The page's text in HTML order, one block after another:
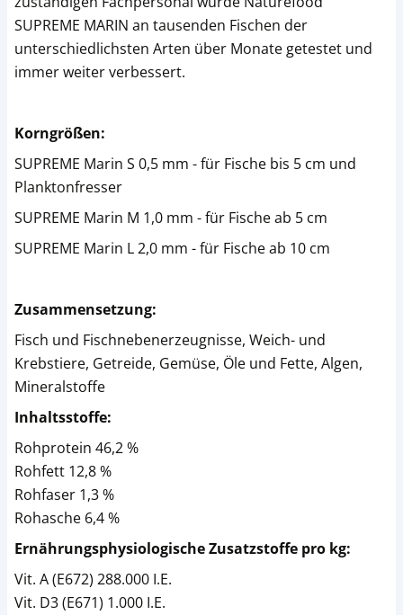
SUPREME MARIN an tausenden Fischen der
unterschiedlichsten Arten über Monate getestet und
immer weiter verbessert.
Korngrößen:
SUPREME Marin S 0,5 mm - für Fische bis 5 cm und
Planktonfresser
SUPREME Marin M 1,0 mm - für Fische ab 5 cm
SUPREME Marin L 2,0 mm - für Fische ab 10 cm
Zusammensetzung:
Fisch und Fischnebenerzeugnisse, Weich- und
Krebstiere, Getreide, Gemüse, Öle und Fette, Algen,
Mineralstoffe
Inhaltsstoffe:
Rohprotein 46,2 %
Rohfett 12,8 %
Rohfaser 1,3 %
Rohasche 6,4 %
Ernährungsphysiologische Zusatzstoffe pro kg:
Vit. A (E672) 288.000 I.E.
Vit. D3 (E671) 1.000 I.E.